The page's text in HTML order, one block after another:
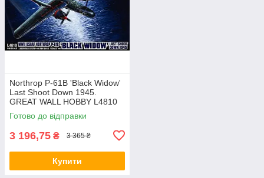
Northrop P-61B 'Black Widow'
Last Shoot Down 1945.
GREAT WALL HOBBY L4810
Готово до відправки
3 196,75 ₴ 3 365 ₴
Купити